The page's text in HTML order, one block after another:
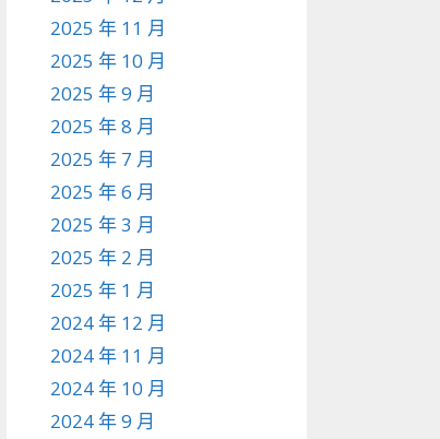
2025 年 11 月
2025 年 10 月
2025 年 9 月
2025 年 8 月
2025 年 7 月
2025 年 6 月
2025 年 3 月
2025 年 2 月
2025 年 1 月
2024 年 12 月
2024 年 11 月
2024 年 10 月
2024 年 9 月